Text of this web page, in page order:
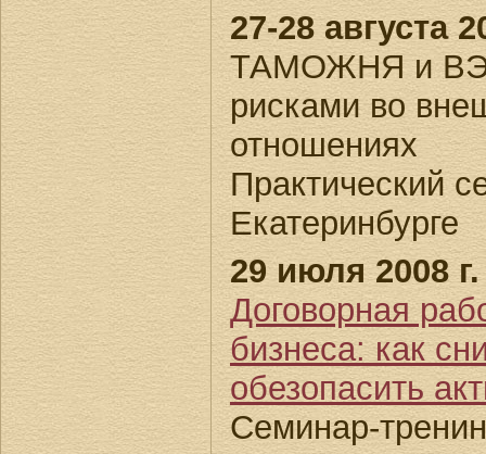
27-28 августа
ТАМОЖНЯ и
рисками во
отношениях
Практический
Екатеринбурге
29 июля 2008 г.
Договорная
бизнеса: как
обезопасить
Семинар-